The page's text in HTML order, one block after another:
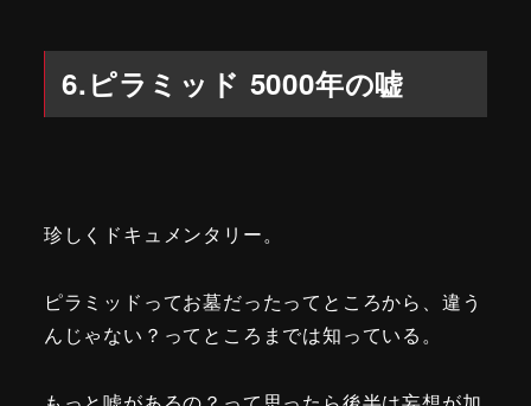
6.ピラミッド 5000年の嘘
珍しくドキュメンタリー。
ピラミッドってお墓だったってところから、違う
んじゃない？ってところまでは知っている。